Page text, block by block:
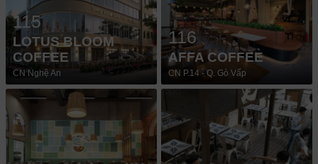
115
LOTUS BLOOM
COFFEE
CN Nghệ An
116
AFFA COFFEE
CN P.14 - Q. Gò Vấp